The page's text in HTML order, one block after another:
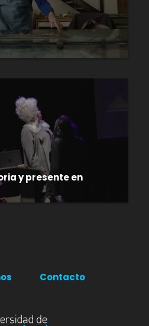
y presente en
Contacto